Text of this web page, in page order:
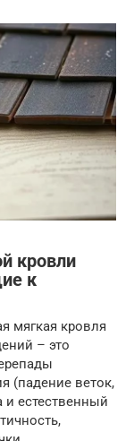
кровли
к
мягкая кровля
– это
(падение веток,
и естественный